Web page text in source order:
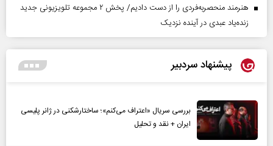
هنرمند منحصر‌به‌فردی را از دست دادیم/ پخش ۲ مجموعه تلویزیونی جدید
زنده‌یاد عبدی در آینده نزدیک
پیشنهاد سردبیر
بررسی سریال «اعتراف می‌کنم»؛ ساختارشکنی در ژانر پلیسی
ایران + نقد و تحلیل